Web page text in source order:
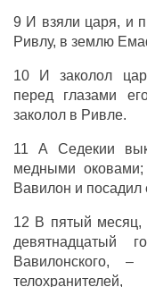
9 И взяли царя, и
Ривлу, в землю
10 И заколол
перед глазами
заколол в Ривле.
11 А Седекии
медными
Вавилон и посадил
12 В пятый месяц,
девятнадцатый
Вавилонского, –